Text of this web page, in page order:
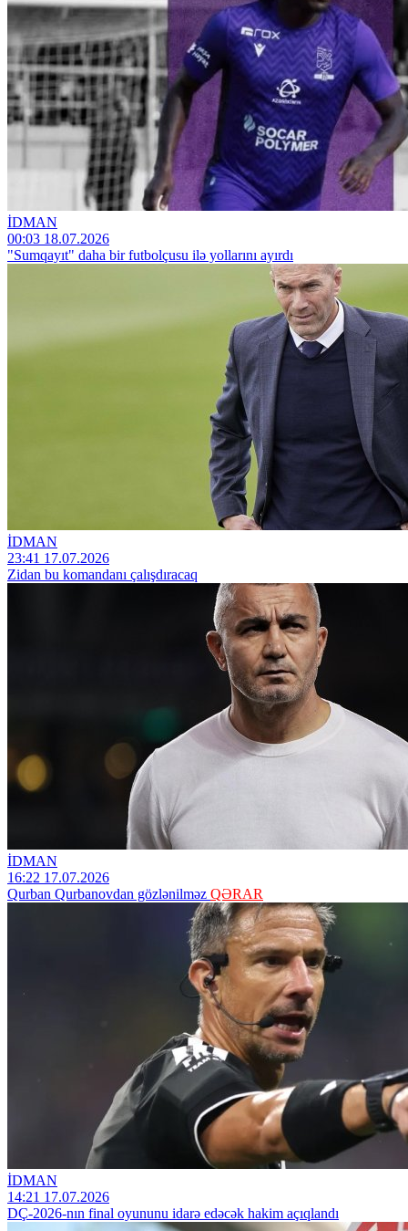
İDMAN
00:03 18.07.2026
"Sumqayıt" daha bir futbolçusu ilə yollarını ayırdı
İDMAN
23:41 17.07.2026
Zidan bu komandanı çalışdıracaq
İDMAN
16:22 17.07.2026
Qurban Qurbanovdan gözlənilməz QƏRAR
İDMAN
14:21 17.07.2026
DÇ-2026-nın final oyununu idarə edəcək hakim açıqlandı